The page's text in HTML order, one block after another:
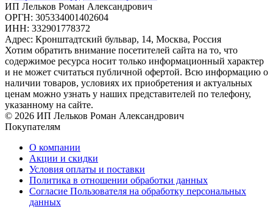
ИП Лельков Роман Александрович
ОРГН: 305334001402604
ИНН: 332901778372
Адрес: Кронштадтский бульвар, 14, Москва, Россия
Хотим обратить внимание посетителей сайта на то, что
содержимое ресурса носит только информационный характер
и не может считаться публичной офертой. Всю информацию о
наличии товаров, условиях их приобретения и актуальных
ценам можно узнать у наших представителей по телефону,
указанному на сайте.
© 2026 ИП Лельков Роман Александрович
Покупателям
О компании
Акции и скидки
Условия оплаты и поставки
Политика в отношении обработки данных
Согласие Пользователя на обработку персональных
данных